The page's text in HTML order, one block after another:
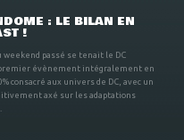
: LE BILAN EN
!
weekend passé se tenait le DC
évènement intégralement en
consacré aux univers de DC, avec un
axé sur les adaptations